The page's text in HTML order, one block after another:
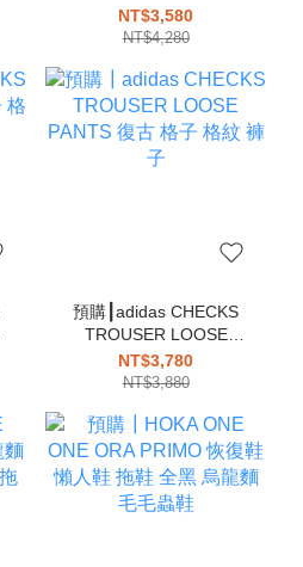
SHOES 芭蕾舞鞋 瑪莉珍
咖啡色 深咖 娃娃鞋
NT$3,580
NT$4,280
預購┃adidas CHECKS
TROUSER LOOSE
PANTS 復古 格子 格紋
褲子
NT$3,780
NT$3,880